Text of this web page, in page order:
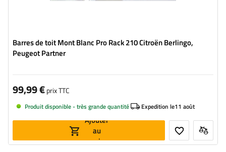
Barres de toit Mont Blanc Pro Rack 210 Citroën Berlingo,
Peugeot Partner
99,99 €prix TTC
Produit disponible - très grande quantité Expedition le11 août
Ajouter
au
panier